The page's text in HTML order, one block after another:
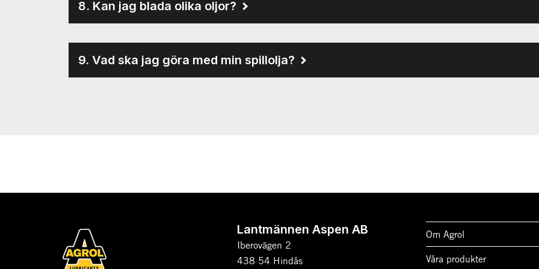
8. Kan jag blada olika oljor?
9. Vad ska jag göra med min spillolja?
Lantmännen Aspen AB
Iberovägen 2
438 54 Hindås
Om Agrol
Våra produkter